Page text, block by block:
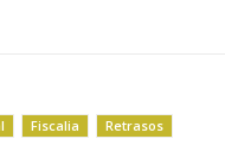
Fiscalia Retrasos